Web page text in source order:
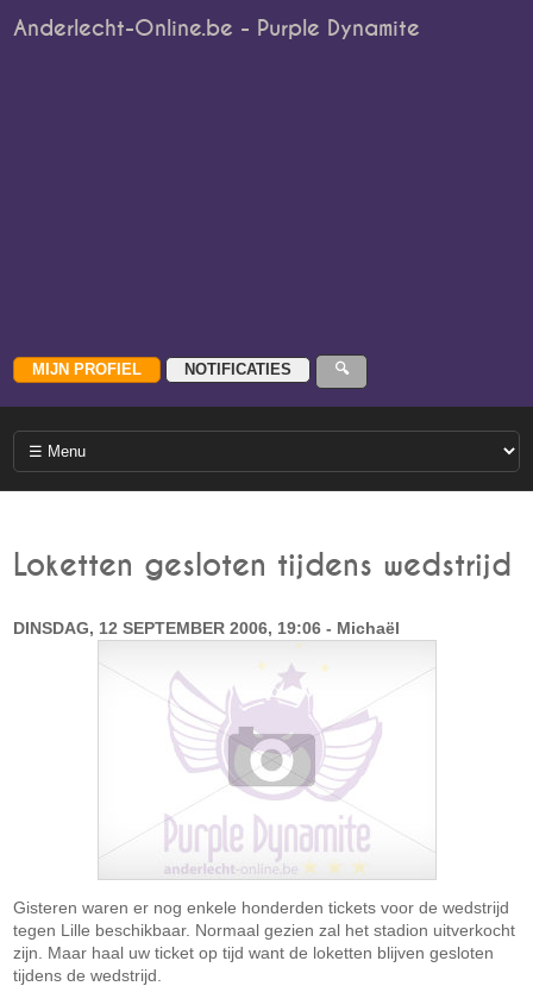
Anderlecht-Online.be - Purple Dynamite
Loketten gesloten tijdens wedstrijd
DINSDAG, 12 SEPTEMBER 2006, 19:06 - Michaël
Gisteren waren er nog enkele honderden tickets voor de wedstrijd
tegen Lille beschikbaar. Normaal gezien zal het stadion uitverkocht
zijn. Maar haal uw ticket op tijd want de loketten blijven gesloten
tijdens de wedstrijd.